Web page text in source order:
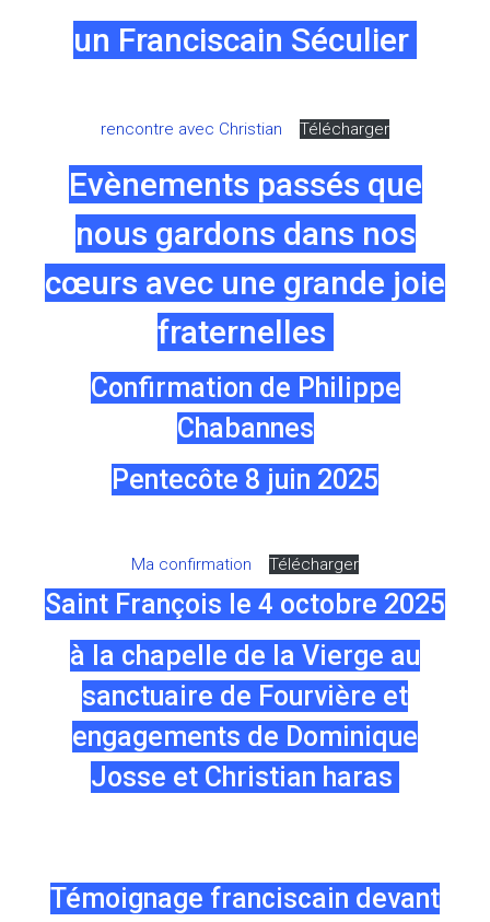
un Franciscain Séculier
rencontre avec Christian Télécharger
Evènements passés que
nous gardons dans nos
cœurs avec une grande joie
fraternelles
Confirmation de Philippe
Chabannes
Pentecôte 8 juin 2025
Ma confirmation Télécharger
Saint François le 4 octobre 2025
à la chapelle de la Vierge au
sanctuaire de Fourvière et
engagements de Dominique
Josse et Christian haras
Témoignage franciscain devant